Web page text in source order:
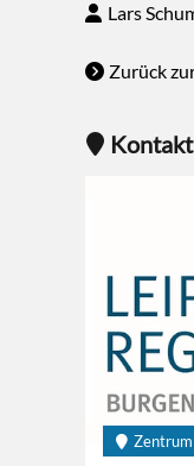
Lars
Zurück
Kontakt
Zentrum